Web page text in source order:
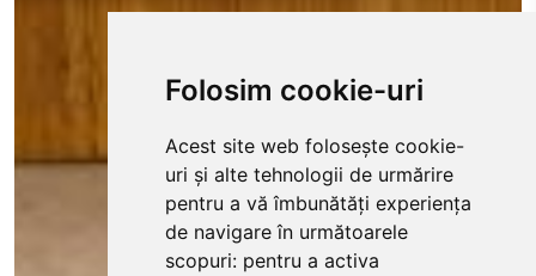
Folosim cookie-uri
Acest site web folosește cookie-
uri și alte tehnologii de urmărire
pentru a vă îmbunătăți experiența
de navigare în următoarele
scopuri: pentru a activa